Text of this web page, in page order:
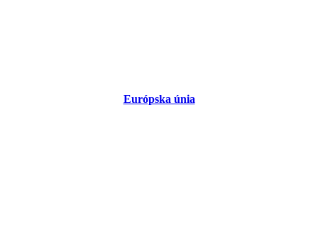
Európska únia